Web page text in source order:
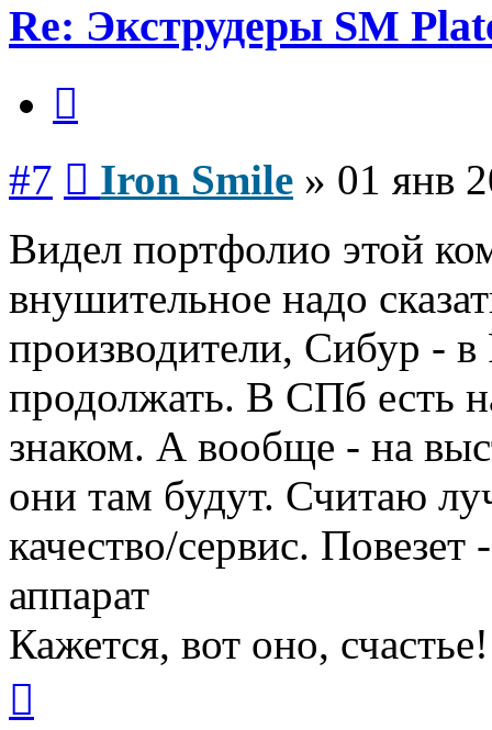
Re: Экструдеры SM
#7 Iron Smile » 01 янв
Видел портфолио этой
внушительное надо
производители, Сибур -
продолжать. В СПб есть
знаком. А вообще - на
они там будут. Считаю
качество/сервис.
аппарат
Кажется, вот оно,
началу